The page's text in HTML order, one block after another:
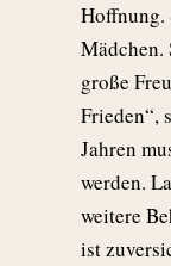
Hoffnung.
Mädchen.
große
Frieden“,
Jahren
werden.
weitere
ist